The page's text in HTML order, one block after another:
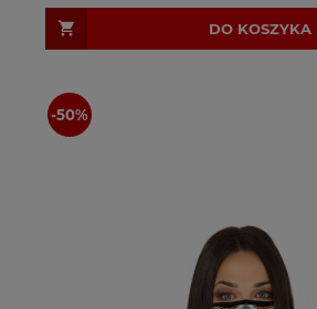
DO KOSZYKA